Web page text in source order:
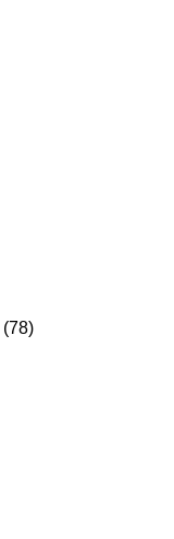
(78)